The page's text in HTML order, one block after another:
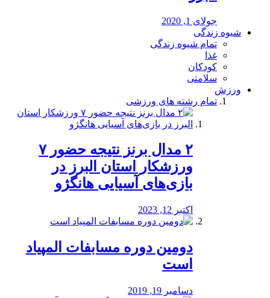
جولای 1, 2020
شیوه زندگی
تمام شیوه زندگی
غذا
کودکان
سلامتی
ورزش
تمام رشته های ورزشی
۲ مدال برنز نتیجه حضور ۷
ورزشکار استان البرز در
بازی‌های آسیایی هانگژو
اکتبر 12, 2023
دومین دوره مسابفات المپیاد
است
دسامبر 19, 2019